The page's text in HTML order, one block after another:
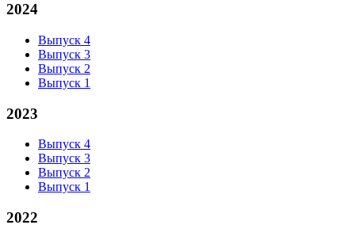
2024
Выпуск 4
Выпуск 3
Выпуск 2
Выпуск 1
2023
Выпуск 4
Выпуск 3
Выпуск 2
Выпуск 1
2022